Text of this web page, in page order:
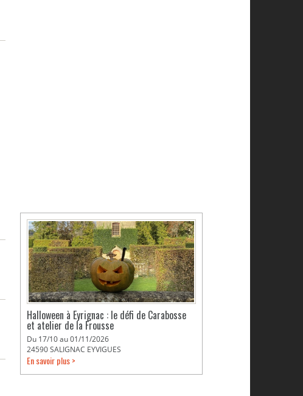
Halloween à Eyrignac : le défi de Carabosse
et atelier de la Frousse
Du 17/10 au 01/11/2026
24590 SALIGNAC EYVIGUES
En savoir plus >